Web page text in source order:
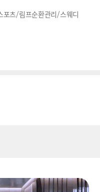
츠/림프순환관리/스웨디